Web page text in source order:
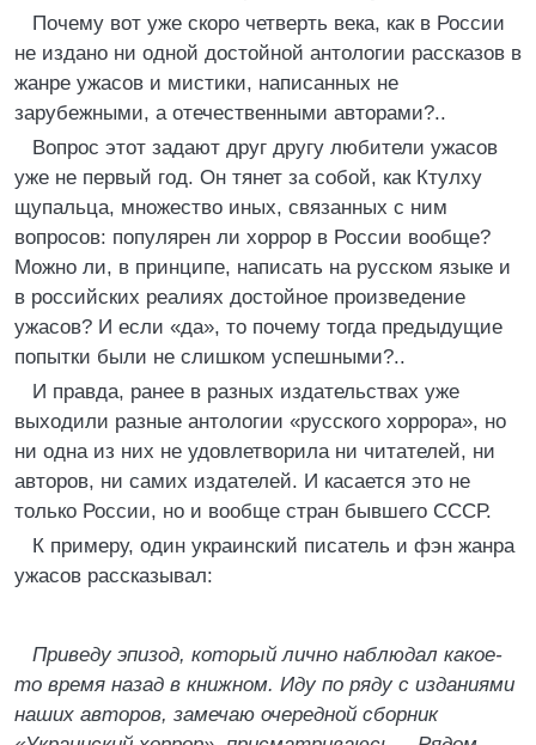
Почему вот уже скоро четверть века, как в России
не издано ни одной достойной антологии рассказов в
жанре ужасов и мистики, написанных не
зарубежными, а отечественными авторами?..
Вопрос этот задают друг другу любители ужасов
уже не первый год. Он тянет за собой, как Ктулху
щупальца, множество иных, связанных с ним
вопросов: популярен ли хоррор в России вообще?
Можно ли, в принципе, написать на русском языке и
в российских реалиях достойное произведение
ужасов? И если «да», то почему тогда предыдущие
попытки были не слишком успешными?..
И правда, ранее в разных издательствах уже
выходили разные антологии «русского хоррора», но
ни одна из них не удовлетворила ни читателей, ни
авторов, ни самих издателей. И касается это не
только России, но и вообще стран бывшего СССР.
К примеру, один украинский писатель и фэн жанра
ужасов рассказывал:
Приведу эпизод, который лично наблюдал какое-
то время назад в книжном. Иду по ряду с изданиями
наших авторов, замечаю очередной сборник